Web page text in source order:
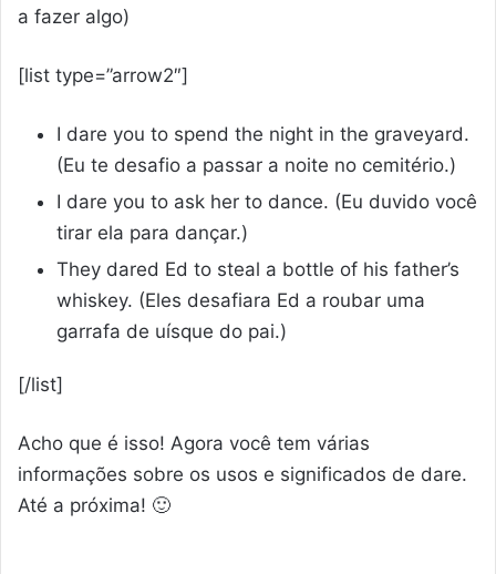
a fazer algo)
[list type=”arrow2″]
I dare you to spend the night in the graveyard.
(Eu te desafio a passar a noite no cemitério.)
I dare you to ask her to dance. (Eu duvido você
tirar ela para dançar.)
They dared Ed to steal a bottle of his father’s
whiskey. (Eles desafiara Ed a roubar uma
garrafa de uísque do pai.)
[/list]
Acho que é isso! Agora você tem várias
informações sobre os usos e significados de dare.
Até a próxima! 🙂